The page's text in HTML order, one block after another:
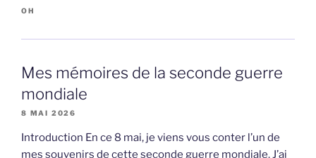
OH
Mes mémoires de la seconde guerre
mondiale
8 MAI 2026
Introduction En ce 8 mai, je viens vous conter l’un de
mes souvenirs de cette seconde guerre mondiale. J’ai